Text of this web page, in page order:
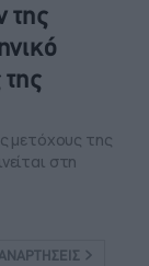
της
μετόχους της
στη